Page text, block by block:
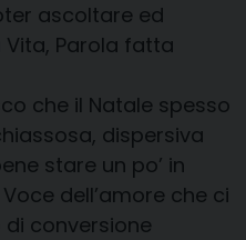
ascoltare ed
Parola fatta
che il Natale spesso
dispersiva
stare un po’ in
dell’amore che ci
conversione